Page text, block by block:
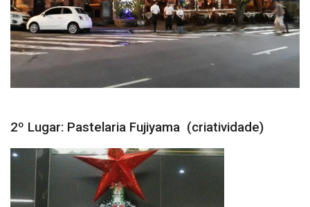
2º Lugar: Pastelaria Fujiyama (criatividade)